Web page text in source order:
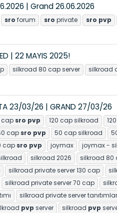
| Grand 26.06.2026
sro forum sro private sro pvp
| 22 MAYIS 2025!
silkroad 80 cap server silkroad
23/03/26 | GRAND 27/03/26
cap sro pvp 120 cap silkroad
cap sro pvp 50 cap silkroad
cap sro pvp joymax joymax -
silkroad 2026 silkroad 80
silkroad private server 130 cap
silkroad private server 70 cap
silkroad private server tanıtımlar
pvp server silkroad pvp